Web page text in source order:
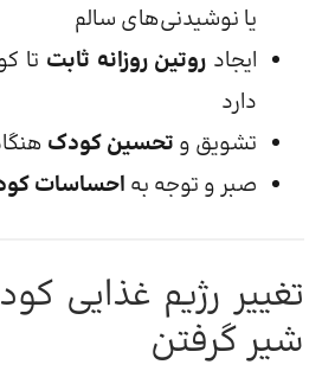
یا نوشیدنی‌های سالم
ایجاد روتین روزانه ثابت تا
دارد
تشویق و تحسین کودک
صبر و توجه به احساسات
تغییر رژیم غذایی
شیر گرفتن